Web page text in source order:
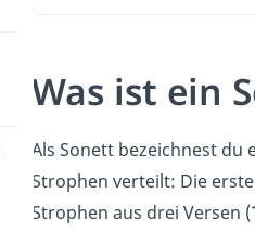
Was ist ein
Als Sonett bezeichnest du
Strophen verteilt: Die
Strophen aus drei Versen (